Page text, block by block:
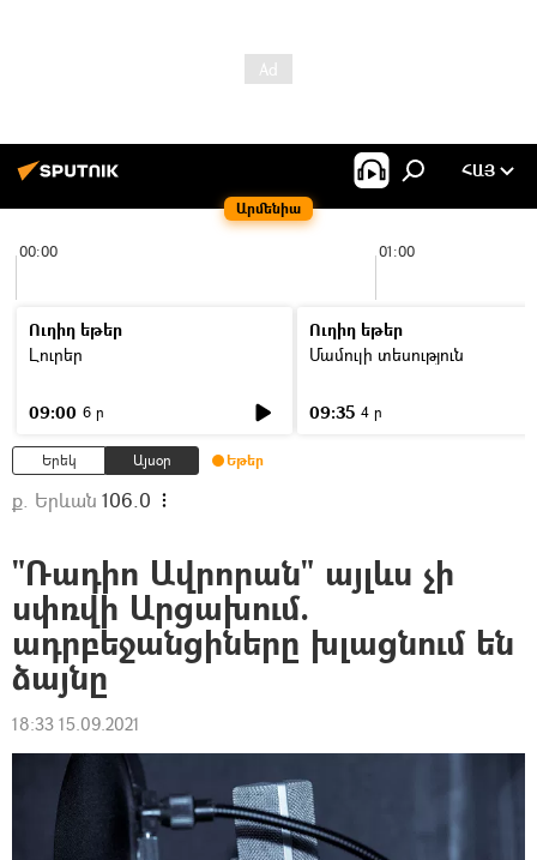
Արմենիա
ՀԱՅ
00:00 01:00
Ուղիղ եթեր
Լուրեր
09:00 6 ր
Ուղիղ եթեր
Մամուլի տեսություն
09:35 4 ր
Երեկ Այսօր Եթեր
ք. Երևան 106.0
"Ռադիո Ավրորան" այլևս չի
սփռվի Արցախում.
ադրբեջանցիները խլացնում են
ձայնը
18:33 15.09.2021